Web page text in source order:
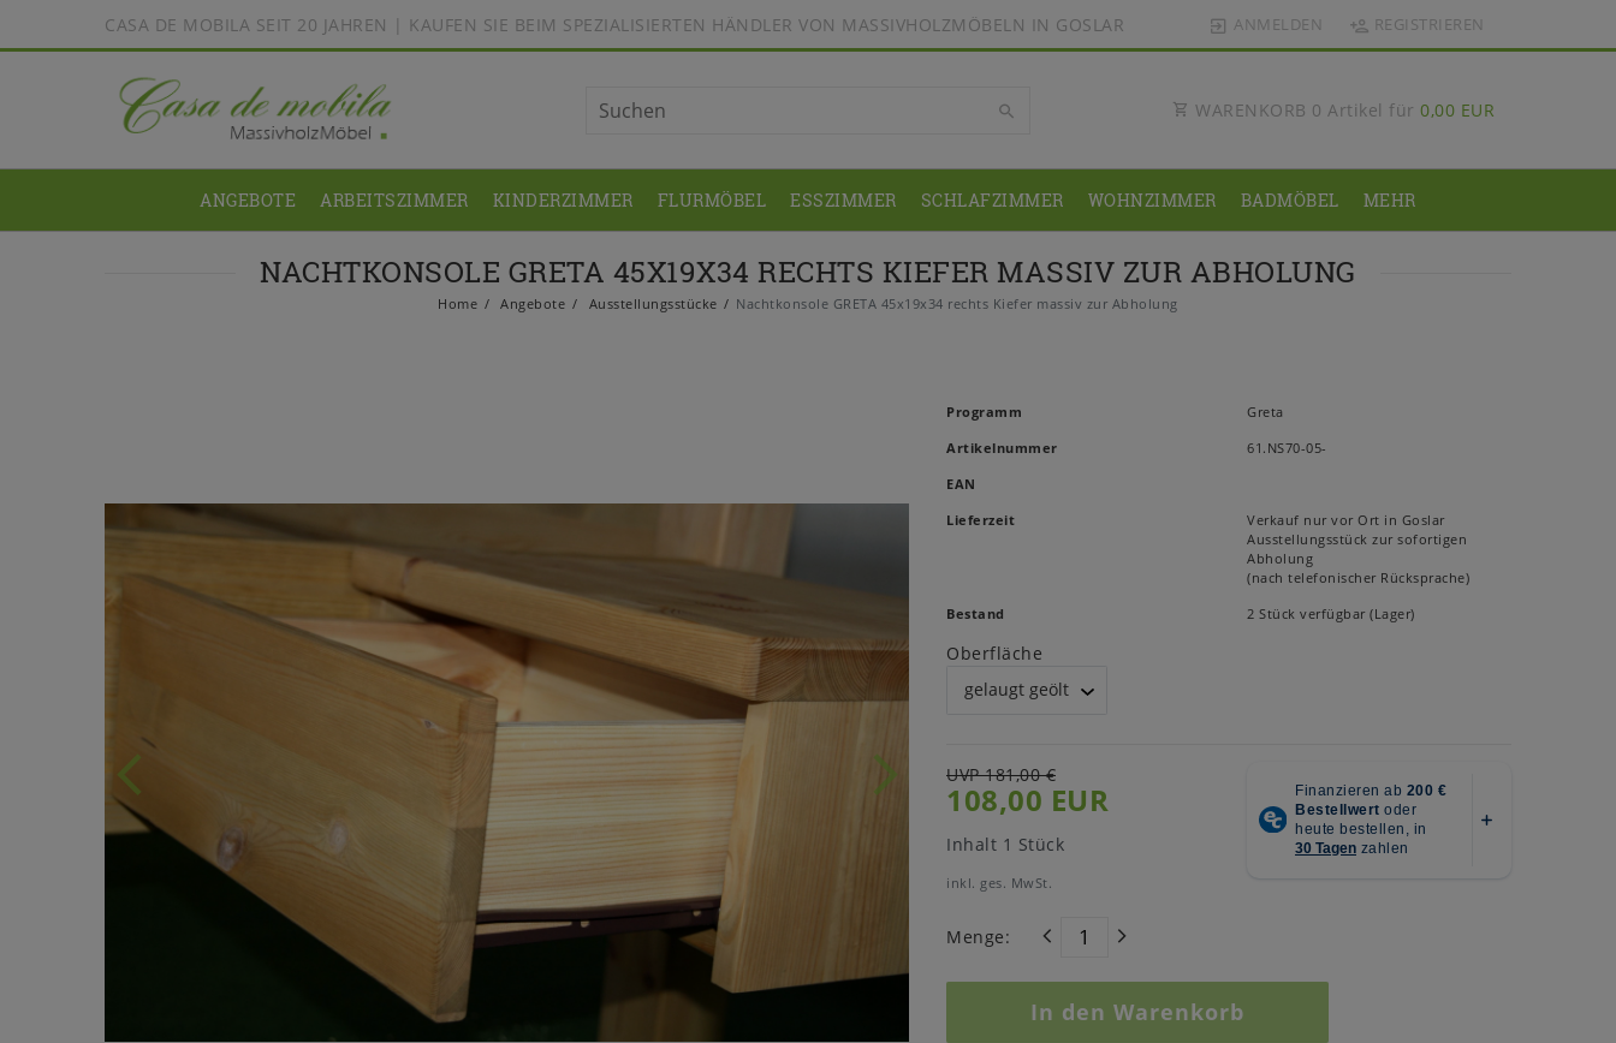
CASA DE MOBILA SEIT 20 JAHREN | KAUFEN SIE BEIM SPEZIALISIERTEN HÄNDLER VON MASSIVHOLZMÖBELN IN GOSLAR ANMELDEN REGISTRIEREN
WARENKORB 0 Artikel für 0,00 EUR
ANGEBOTE ARBEITSZIMMER KINDERZIMMER FLURMÖBEL ESSZIMMER SCHLAFZIMMER WOHNZIMMER BADMÖBEL MEHR
NACHTKONSOLE GRETA 45X19X34 RECHTS KIEFER MASSIV ZUR ABHOLUNG
Home Angebote Ausstellungsstücke Nachtkonsole GRETA 45x19x34 rechts Kiefer massiv zur Abholung
Programm
Greta
Artikelnummer
61.NS70-05-
EAN
Lieferzeit
Verkauf nur vor Ort in Goslar
Ausstellungsstück zur sofortigen
Abholung
(nach telefonischer Rücksprache)
Bestand
2 Stück verfügbar (Lager)
Oberfläche
UVP 181,00 €
108,00 EUR
Inhalt 1 Stück
inkl. ges. MwSt.
Menge:
In den Warenkorb